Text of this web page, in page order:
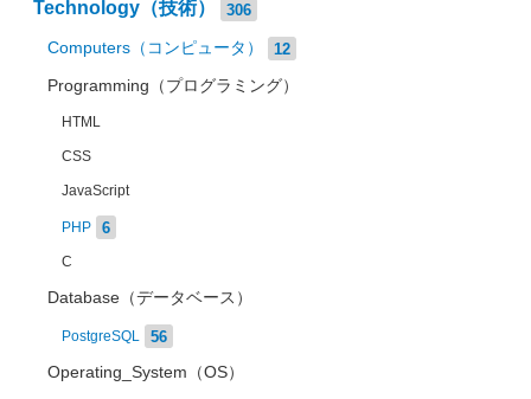
Technology（技術） 306
Computers（コンピュータ） 12
Programming（プログラミング）
HTML
CSS
JavaScript
PHP 6
C
Database（データベース）
PostgreSQL 56
Operating_System（OS）